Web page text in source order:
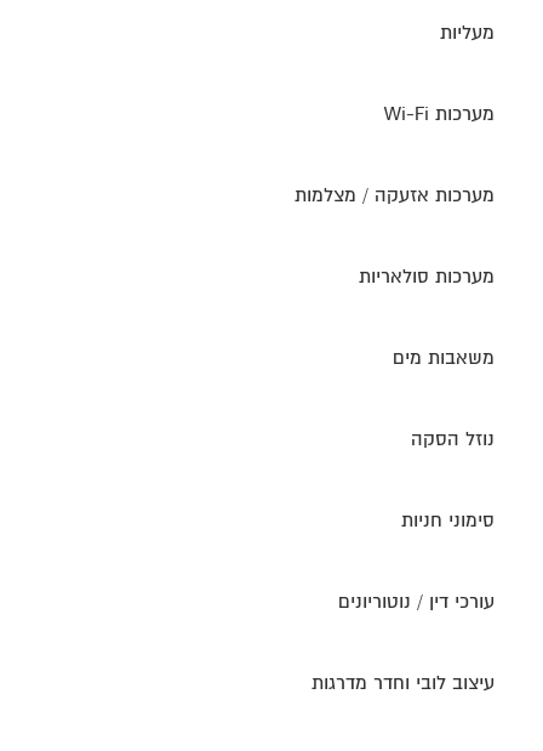
מעליות
מערכות Wi-Fi
מערכות אזעקה / מצלמות
מערכות סולאריות
משאבות מים
נוזל הסקה
סימוני חניות
עורכי דין / נוטוריונים
עיצוב לובי וחדר מדרגות